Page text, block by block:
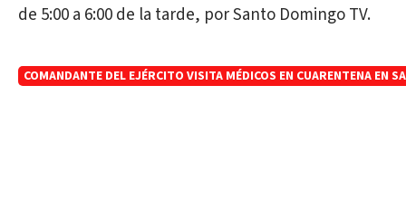
de 5:00 a 6:00 de la tarde, por Santo Domingo TV.
COMANDANTE DEL EJÉRCITO VISITA MÉDICOS EN CUARENTENA EN